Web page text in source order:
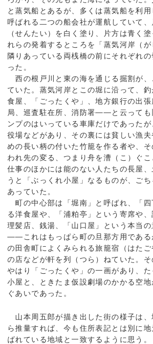
と蒸気船とあるが、多くは蒸気船を利
呼ばれる二つの船会社が運航していて
（せんたい）を白く塗り、片方は青く
れらの発着するところを「蒸気河岸（が
隣りあっている両桟橋の前にそれぞれ
った。
西の根戸川と東の海を通じる掘割が、
ていた。蒸気河岸とこの堀に沿って、
食屋、「ごったくや」、地方銀行の出
局、巡査駐在所、消防署――と云っても
ンプのはいっている車庫だけであった
役場などがあり、その裏には貧しい漁
めの長い柄の付いた竹籠を作る者や、
われ先の変る、つまり舟を漕（こ）ぐ
仕事のほかには能のない人たちの長屋
うと「ぶっくれ小屋」なるものが、ご
あっていた。
町の中心部は「堀南」と呼ばれ、「四
る洋食屋や、「浦粕亭」という寄席や、
理髪店、銭湯、「山口屋」という本当
――これはもっぱら町の旦那方用である
の田舎町によくみられる旅籠宿（はた
の店などが軒を列（つら）ねていた。そ
やはり「ごったくや」の一画があり、
小屋と、ときたま仮設劇場のかかる空地
ぐあいであった。
山本周五郎が描き出した街の様子は、
ら推量すれば、今も住所表記とは別に
ばれている地域と一致するように思う。